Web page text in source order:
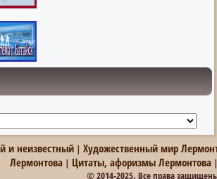
и неизвестный |Художественный мир
Лермонтова | Цитаты, афоризмы Лермонтова
© 2014-2025. Все права